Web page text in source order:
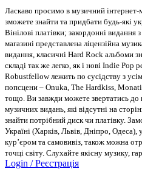
Ласкаво просимо в музичний
зможете знайти та придбати будь-які
Вінілові платівки; закордонні
магазині представлена ліцензійна
видання, класичні Hard Rock альбоми
складі так же легко, як і нові Indie Pop
Robustfellow лежить по сусідству з
попсцени – Onuka, The Hardkiss,
тощо. Ви завжди можете звертатись до
музичних видань, які відсутні на
знайти потрібний диск чи платівку.
Україні (Харків, Львів, Дніпро,
кур’єром та самовивіз, також можна
точці світу. Слухайте якісну музику,
Login /Реєстрація